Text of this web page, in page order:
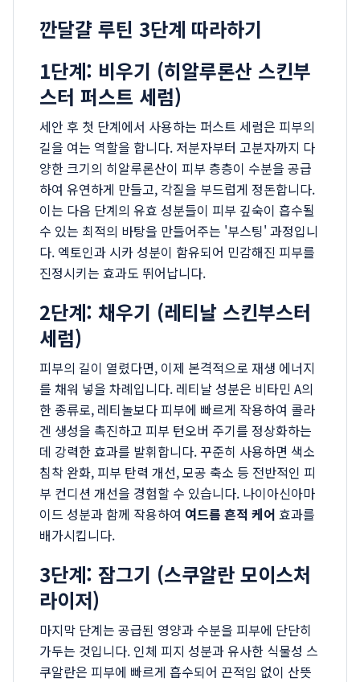
깐달걀 루틴 3단계 따라하기
1단계: 비우기 (히알루론산 스킨부
스터 퍼스트 세럼)
세안 후 첫 단계에서 사용하는 퍼스트 세럼은 피부의
길을 여는 역할을 합니다. 저분자부터 고분자까지 다
양한 크기의 히알루론산이 피부 층층이 수분을 공급
하여 유연하게 만들고, 각질을 부드럽게 정돈합니다.
이는 다음 단계의 유효 성분들이 피부 깊숙이 흡수될
수 있는 최적의 바탕을 만들어주는 '부스팅' 과정입니
다. 엑토인과 시카 성분이 함유되어 민감해진 피부를
진정시키는 효과도 뛰어납니다.
2단계: 채우기 (레티날 스킨부스터
세럼)
피부의 길이 열렸다면, 이제 본격적으로 재생 에너지
를 채워 넣을 차례입니다. 레티날 성분은 비타민 A의
한 종류로, 레티놀보다 피부에 빠르게 작용하여 콜라
겐 생성을 촉진하고 피부 턴오버 주기를 정상화하는
데 강력한 효과를 발휘합니다. 꾸준히 사용하면 색소
침착 완화, 피부 탄력 개선, 모공 축소 등 전반적인 피
부 컨디션 개선을 경험할 수 있습니다. 나이아신아마
이드 성분과 함께 작용하여 여드름 흔적 케어 효과를
배가시킵니다.
3단계: 잠그기 (스쿠알란 모이스처
라이저)
마지막 단계는 공급된 영양과 수분을 피부에 단단히
가두는 것입니다. 인체 피지 성분과 유사한 식물성 스
쿠알란은 피부에 빠르게 흡수되어 끈적임 없이 산뜻